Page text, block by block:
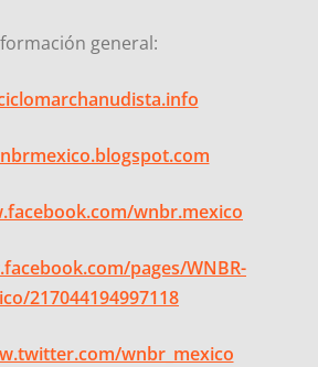
general:
wnbr.mexico
pages/WNBR-
217044194997118
wnbr_mexico